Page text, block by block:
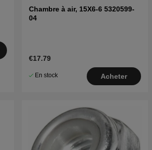
Chambre à air, 15X6-6 5320599-
04
€17.79
En stock Acheter